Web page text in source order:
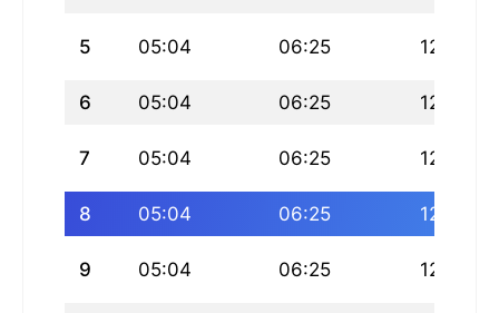
5 05:04 06:25 12:34
6 05:04 06:25 12:34
7 05:04 06:25 12:34
8 05:04 06:25 12:33
9 05:04 06:25 12:33